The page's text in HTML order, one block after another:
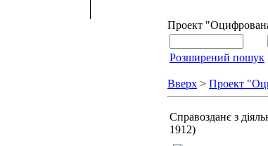
Проект
Розширений пошук
Вверх > Проект
Справозданє з
1912)